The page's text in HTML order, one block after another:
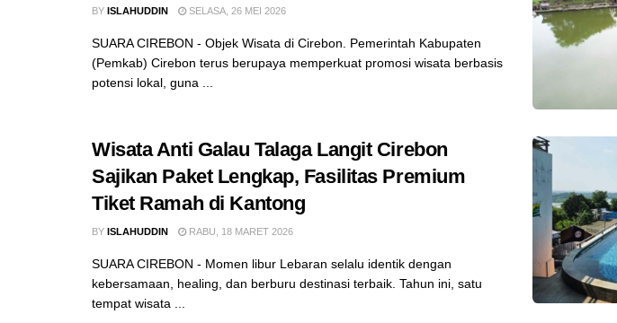
BY ISLAHUDDIN SELASA, 26 MEI 2026
SUARA CIREBON - Objek Wisata di Cirebon. Pemerintah Kabupaten
(Pemkab) Cirebon terus berupaya memperkuat promosi wisata berbasis
potensi lokal, guna ...
Wisata Anti Galau Talaga Langit Cirebon
Sajikan Paket Lengkap, Fasilitas Premium
Tiket Ramah di Kantong
BY ISLAHUDDIN RABU, 18 MARET 2026
SUARA CIREBON - Momen libur Lebaran selalu identik dengan
kebersamaan, healing, dan berburu destinasi terbaik. Tahun ini, satu
tempat wisata ...